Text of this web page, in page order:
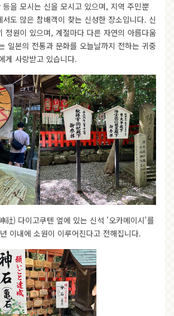
을 모시는 신을 모시고 있으며, 지역 주민뿐
도 많은 참배객이 찾는 신성한 장소입니다. 신
정원이 있으며, 계절마다 다른 자연의 아름다움
일본의 전통과 문화를 오늘날까지 전하는 귀중
게 사랑받고 있습니다.
) 다이고쿠텐 옆에 있는 신석 '오카메이시'를
이내에 소원이 이루어진다고 전해집니다.